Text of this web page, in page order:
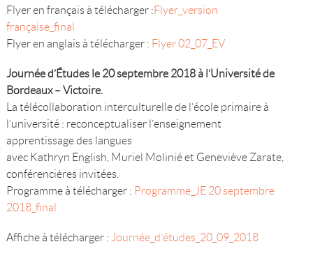
Flyer en français à télécharger :Flyer_version
française_final
Flyer en anglais à télécharger : Flyer 02_07_EV
Journée d’Études le 20 septembre 2018 à l’Université de
Bordeaux – Victoire.
La télécollaboration interculturelle de l’école primaire à
l’université : reconceptualiser l’enseignement
apprentissage des langues
avec Kathryn English, Muriel Molinié et Geneviève Zarate,
conférencières invitées.
Programme à télécharger : Programme_JE 20 septembre
2018_final
Affiche à télécharger : Journée_d’études_20_09_2018